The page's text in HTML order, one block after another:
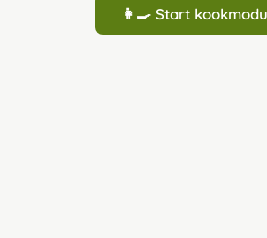
👩‍🍳 Start